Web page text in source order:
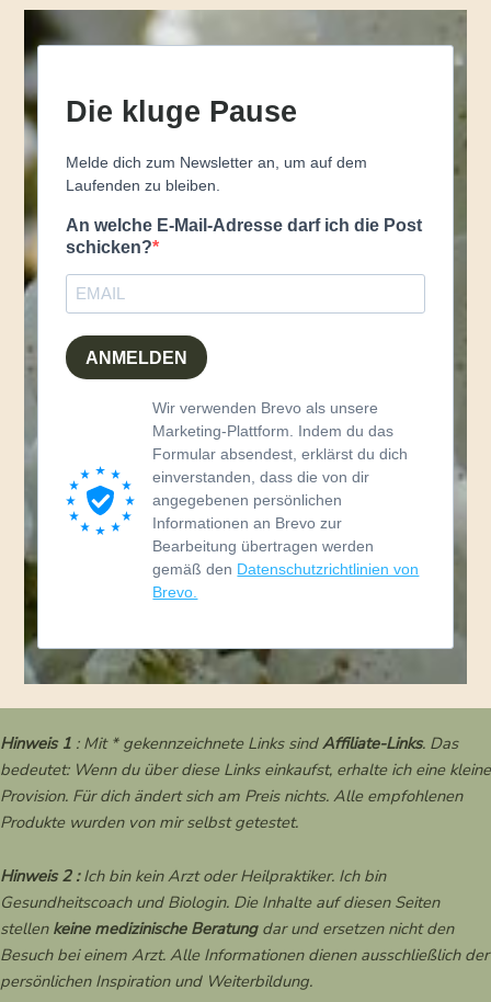
Die kluge Pause
Melde dich zum Newsletter an, um auf dem
Laufenden zu bleiben.
An welche E-Mail-Adresse darf ich die Post
schicken?
ANMELDEN
Wir verwenden Brevo als unsere
Marketing-Plattform. Indem du das
Formular absendest, erklärst du dich
einverstanden, dass die von dir
angegebenen persönlichen
Informationen an Brevo zur
Bearbeitung übertragen werden
gemäß den Datenschutzrichtlinien von
Brevo.
Hinweis 1 : Mit * gekennzeichnete Links sindAffiliate-Links. Das
bedeutet: Wenn du über diese Links einkaufst, erhalte ich eine kleine
Provision. Für dich ändert sich am Preis nichts. Alle empfohlenen
Produkte wurden von mir selbst getestet.
Hinweis 2 :Ich bin kein Arzt oder Heilpraktiker. Ich bin
Gesundheitscoach und Biologin. Die Inhalte auf diesen Seiten
stellen keine medizinische Beratung dar und ersetzen nicht den
Besuch bei einem Arzt. Alle Informationen dienen ausschließlich der
persönlichen Inspiration und Weiterbildung.